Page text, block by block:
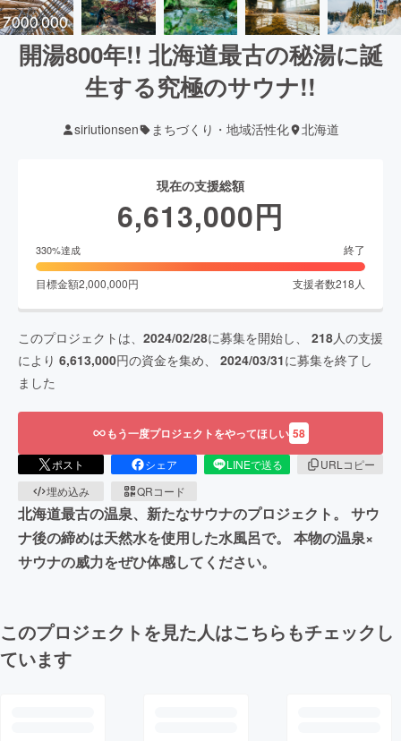
開湯800年!! 北海道最古の秘湯に誕
生する究極のサウナ!!
siriutionsen まちづくり・地域活性化 北海道
現在の支援総額
6,613,000円
330%達成 終了
目標金額2,000,000円 支援者数218 人
このプロジェクトは、 2024/02/28に募集を開始し、 218人の支援
により 6,613,000円の資金を集め、 2024/03/31に募集を終了し
ました
もう一度プロジェクトをやってほしい 58
ポスト シェア LINEで送る
URLコピー
埋め込み
QRコード
北海道最古の温泉、新たなサウナのプロジェクト。 サウ
ナ後の締めは天然水を使用した水風呂で。 本物の温泉×
サウナの威力をぜひ体感してください。
このプロジェクトを見た人はこちらもチェックし
ています